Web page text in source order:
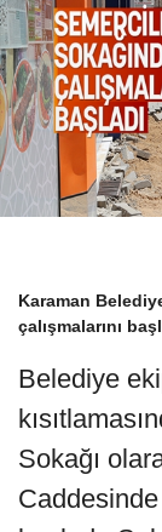
Karaman
çalışmalarını
Belediye
Sokağı
Caddesinde